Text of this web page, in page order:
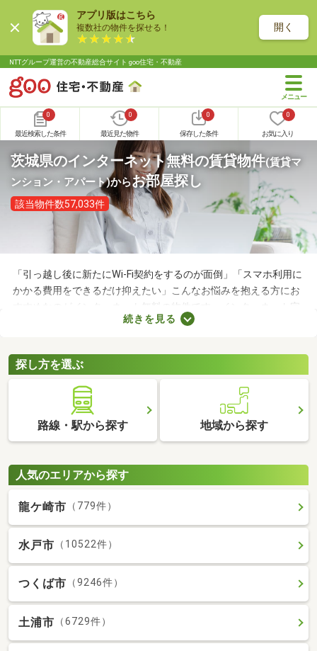
アプリ版はこちら
複数社の物件を探せる！ 開く
NTTグループ運営の不動産総合サイト goo住宅・不動産
0
最近検索した条件
0
最近見た物件
0
保存した条件
0
お気に入り
茨城県のインターネット無料の賃貸物件(賃貸マ
ンション・アパート)からお部屋探し
該当物件数57,033件
「引っ越し後に新たにWi-Fi契約をするのが面倒」「スマホ利用に
かかる費用をできるだけ抑えたい」こんなお悩みを抱える方にお
すすめなのがインターネット無料の物件です。インターネット完
備の物件なら、新たに回線を契約する必要はありません。通信費
チェックしてみてくださいね。
続きを見る
探し方を選ぶ
路線・駅から探す 地域から探す
人気のエリアから探す
龍ケ崎市 （779件）
水戸市 （10522件）
つくば市 （9246件）
土浦市 （6729件）